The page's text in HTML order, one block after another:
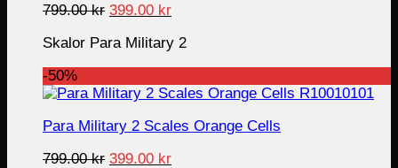
799.00kr Original
was:
399.00 krCurrent
is:
Skalor Para Military 2
-50%
Para Military 2 Scales Orange Cells
799.00kr Original
399.00 krCurrent